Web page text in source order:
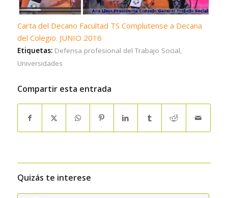
Carta del Decano Facultad TS Complutense a Decana
del Colegio. JUNIO 2016
Etiquetas: Defensa profesional del Trabajo Social,
Universidades
Compartir esta entrada
Quizás te interese